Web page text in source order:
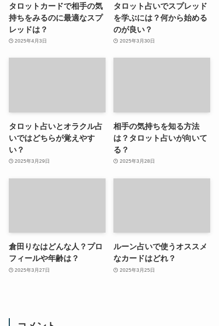
タロットカードで相手の気
持ちをみるのに最適なスプ
レッドは？
2025年4月3日
タロット占いでスプレッド
を学ぶには？何から始める
のが良い？
2025年3月30日
タロット占いとオラクル占
いではどちらが覚えやす
い？
2025年3月29日
相手の気持ちを知る方法
は？タロット占いが向いて
る？
2025年3月28日
倉田りなはどんな人？プロ
フィールや年齢は？
2025年3月27日
ルーン占いで使うオススメ
なカードはどれ？
2025年3月25日